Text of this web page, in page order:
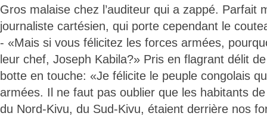
Gros malaise chez l’auditeur qui a zappé. Parfait
journaliste cartésien, qui porte cependant le
- «Mais si vous félicitez les forces armées,
leur chef, Joseph Kabila?» Pris en flagrant délit
botte en touche: «Je félicite le peuple congolais
armées. Il ne faut pas oublier que les habitants
du Nord-Kivu, du Sud-Kivu, étaient derrière nos